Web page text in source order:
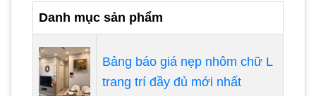
Danh mục sản phẩm
Bảng báo giá nẹp nhôm chữ L
trang trí đầy đủ mới nhất